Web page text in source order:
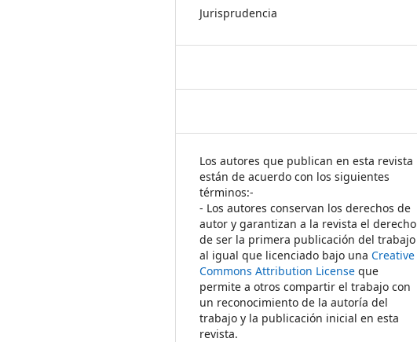
Jurisprudencia
Los autores que publican en esta revista
están de acuerdo con los siguientes
términos:-
- Los autores conservan los derechos de
autor y garantizan a la revista el derecho
de ser la primera publicación del trabajo
al igual que licenciado bajo unaCreative
Commons Attribution License que
permite a otros compartir el trabajo con
un reconocimiento de la autoría del
trabajo y la publicación inicial en esta
revista.